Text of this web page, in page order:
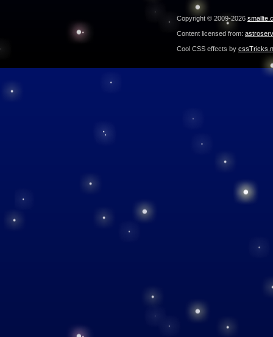
Copyright © 2009-2026
Content licensed from:
Cool CSS effects by